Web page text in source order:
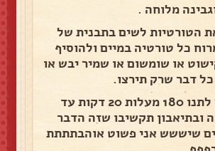
מלוחה .
הטורטיות לשים בתבנית של
כל טורטיה במיים ולהוסיף
או שומשום או שמיר יבש או
דבר שרק תירצו.
להכניס לתנו 180 מעלות 20 דקות עד
ובתיאבון תקשיבו שזה הדבר
שיששש אני פשוט אוהבתתתת